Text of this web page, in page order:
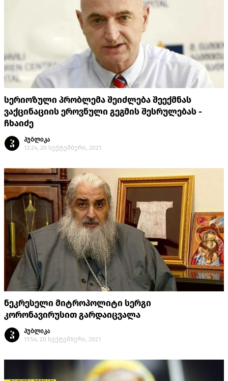
სერიოზული პრობლემა შეიძლება შეექმნას
ვაქცინაციის ეროვნული გეგმის შესრულებას -
ჩხაიძე
პუბლიკა
13:24, 20 სექტემბერი, 2021
ნეკრესელი მიტროპოლიტი სერგი
კორონავირუსით გარდაიცვალა
პუბლიკა
11:54, 20 სექტემბერი, 2021